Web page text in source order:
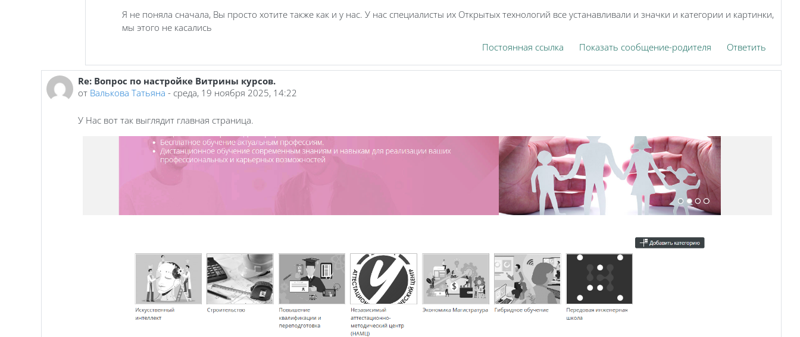
Я не поняла сначала, Вы просто хотите также как и у нас. У нас специалисты их Открытых технологий все устанавливали и значки и категории и картинки,
мы этого не касались
Постоянная ссылка
Показать сообщение-родителя Ответить
В ответ на Сидоркина Оксана Сергеевна
Re: Вопрос по настройке Витрины курсов.
от Валькова Татьяна - среда, 19 ноября 2025, 14:22
У Нас вот так выглядит главная страница.